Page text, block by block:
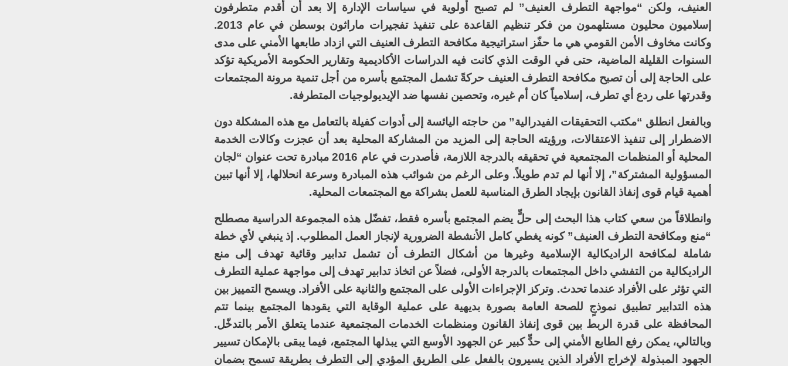
العنيف، ولكن “مواجهة التطرف العنيف” لم تصبح أولوية في سياسات الإدارة إلا بعد أن أقدم متطرفون
إسلاميون محليون مستلهمون من فكر تنظيم القاعدة على تنفيذ تفجيرات ماراثون بوسطن في عام 2013.
وكانت مخاوف الأمن القومي هي ما حفّز استراتيجية مكافحة التطرف العنيف التي ازداد طابعها الأمني على مدى
السنوات القليلة الماضية، حتى في الوقت الذي كانت فيه الدراسات الأكاديمية وتقارير الحكومة الأمريكية تؤكد
على الحاجة إلى أن تصبح مكافحة التطرف العنيف حركةً تشمل المجتمع بأسره من أجل تنمية مرونة المجتمعات
وقدرتها على ردع أي تطرف، إسلامياً كان أم غيره، وتحصين نفسها ضد الإيديولوجيات المتطرفة.
وبالفعل انطلق “مكتب التحقيقات الفيدرالية” من حاجته اليائسة إلى أدوات كفيلة بالتعامل مع هذه المشكلة دون
الاضطرار إلى تنفيذ الاعتقالات، ورؤيته الحاجة إلى المزيد من المشاركة المحلية بعد أن عجزت وكالات الخدمة
المحلية أو المنظمات المجتمعية في تحقيقه بالدرجة اللازمة، فأصدرت في عام 2016 مبادرة تحت عنوان “لجان
المسؤولية المشتركة”، إلا أنها لم تدم طويلاً. وعلى الرغم من شوائب هذه المبادرة وسرعة انحلالها، إلا أنها تبين
أهمية قيام قوى إنفاذ القانون بإيجاد الطرق المناسبة للعمل بشراكة مع المجتمعات المحلية.
وانطلاقاً من سعي كتاب هذا البحث إلى حلٍّ يضم المجتمع بأسره فقط، تفضّل هذه المجموعة الدراسية مصطلح
“منع ومكافحة التطرف العنيف” كونه يغطي كامل الأنشطة الضرورية لإنجاز العمل المطلوب. إذ ينبغي لأي خطة
شاملة لمكافحة الراديكالية الإسلامية وغيرها من أشكال التطرف أن تشمل تدابير وقائية تهدف إلى منع
الراديكالية من التفشي داخل المجتمعات بالدرجة الأولى، فضلاً عن اتخاذ تدابير تهدف إلى مواجهة عملية التطرف
التي تؤثر على الأفراد عندما تحدث. وتركز الإجراءات الأولى على المجتمع والثانية على الأفراد. ويسمح التمييز بين
هذه التدابير تطبيق نموذجٍ للصحة العامة بصورة بديهية على عملية الوقاية التي يقودها المجتمع بينما تتم
المحافظة على قدرة الربط بين قوى إنفاذ القانون ومنظمات الخدمات المجتمعية عندما يتعلق الأمر بالتدخّل.
وبالتالي، يمكن رفع الطابع الأمني إلى حدٍّ كبير عن الجهود الأوسع التي يبذلها المجتمع، فيما يبقى بالإمكان تسيير
الجهود المبذولة لإخراج الأفراد الذين يسيرون بالفعل على الطريق المؤدي إلى التطرف بطريقة تسمح بضمان